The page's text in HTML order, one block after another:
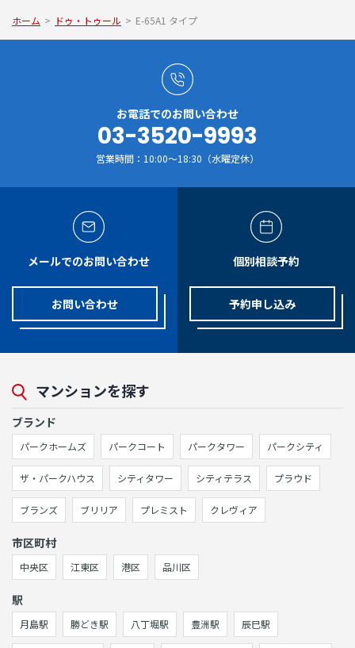
ホーム > ドゥ・トゥール > E-65A1 タイプ
お電話でのお問い合わせ
03-3520-9993
営業時間：10:00～18:30（水曜定休）
メールでのお問い合わせ
お問い合わせ
個別相談予約
予約申し込み
マンションを探す
ブランド
パークホームズ パークコート パークタワー パークシティ
ザ・パークハウス シティタワー シティテラス プラウド
ブランズ ブリリア プレミスト クレヴィア
市区町村
中央区 江東区 港区 品川区
駅
月島駅 勝どき駅 八丁堀駅 豊洲駅 辰巳駅